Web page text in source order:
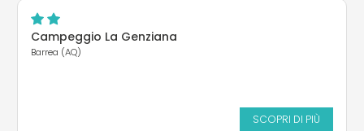
Campeggio La Genziana
Barrea (AQ)
SCOPRI DI PIÙ